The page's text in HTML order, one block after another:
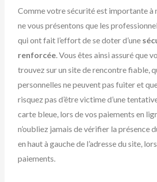
Comme votre sécurité est importante à
ne vous présentons que les
qui ont fait l’effort de se doter d’une
renforcée. Vous êtes ainsi assuré que
trouvez sur un site de rencontre fiable,
personnelles ne peuvent pas fuiter et
risquez pas d’être victime d’une
carte bleue, lors de vos paiements en
n’oubliez jamais de vérifier la présence
en haut à gauche de l’adresse du site,
paiements.